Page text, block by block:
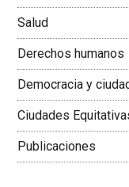
Salud
Derechos humanos
Democracia y
Ciudades
Publicaciones